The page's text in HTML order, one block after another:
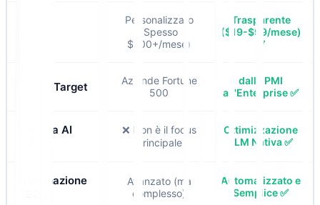
Personalizzato
(Spesso
$200+/mese)
Trasparente
($19-$99/mese)
✅
Utenti Target
Aziende Fortune
500
dalle PMI
all'Enterprise ✅
Ricerca AI
❌ Non è il focus
principale
Ottimizzazione
LLM Nativa ✅
Automazione
Avanzato (ma
complesso)
Automatizzato e
Semplice ✅